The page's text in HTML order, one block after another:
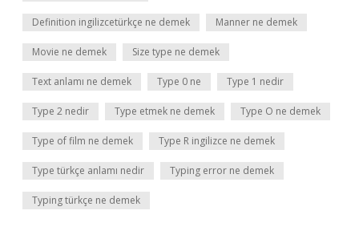
Definition ingilizcetürkçe ne demek Manner ne demek
Movie ne demek Size type ne demek
Text anlamı ne demek Type 0 ne Type 1 nedir
Type 2 nedir Type etmek ne demek Type O ne demek
Type of film ne demek Type R ingilizce ne demek
Type türkçe anlamı nedir Typing error ne demek
Typing türkçe ne demek